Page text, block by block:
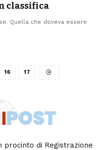
classifica
Quella che doveva essere
16 17
procinto di Registrazione